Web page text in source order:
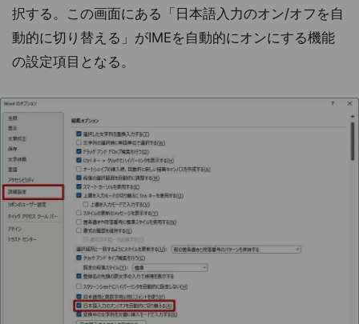
択する。この画面にある「日本語入力のオン/オフを自
動的に切り替える」がIMEを自動的にオンにする機能
の設定項目となる。